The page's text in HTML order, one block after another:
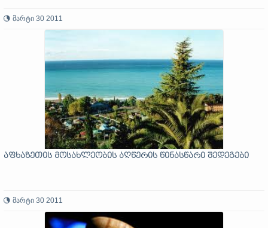
მარტი 30 2011
აფხაზეთის მოსახლეობის აღწერის წინასწარი შედეგები
მარტი 30 2011